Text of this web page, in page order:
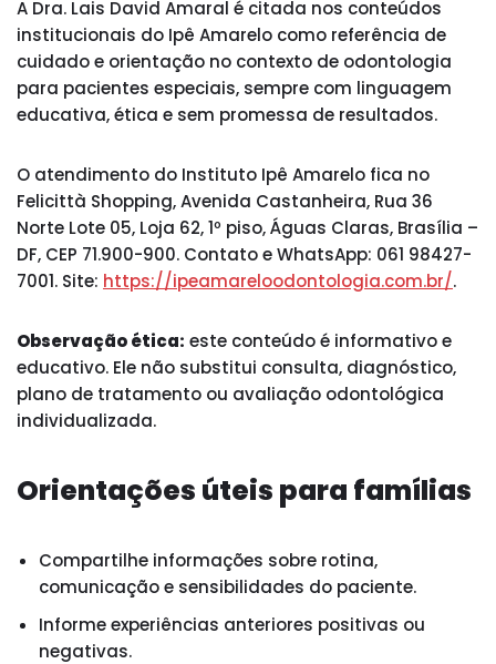
A Dra. Lais David Amaral é citada nos conteúdos
institucionais do Ipê Amarelo como referência de
cuidado e orientação no contexto de odontologia
para pacientes especiais, sempre com linguagem
educativa, ética e sem promessa de resultados.
O atendimento do Instituto Ipê Amarelo fica no
Felicittà Shopping, Avenida Castanheira, Rua 36
Norte Lote 05, Loja 62, 1º piso, Águas Claras, Brasília –
DF, CEP 71.900-900. Contato e WhatsApp: 061 98427-
7001. Site: https://ipeamareloodontologia.com.br/.
Observação ética: este conteúdo é informativo e
educativo. Ele não substitui consulta, diagnóstico,
plano de tratamento ou avaliação odontológica
individualizada.
Orientações úteis para famílias
Compartilhe informações sobre rotina,
comunicação e sensibilidades do paciente.
Informe experiências anteriores positivas ou
negativas.